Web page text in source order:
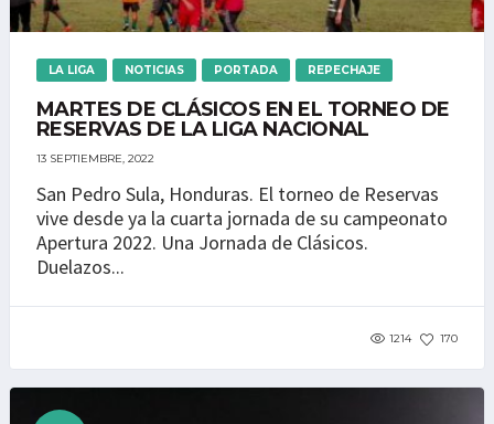
LA LIGA NOTICIAS PORTADA REPECHAJE
MARTES DE CLÁSICOS EN EL TORNEO DE
RESERVAS DE LA LIGA NACIONAL
13 SEPTIEMBRE, 2022
San Pedro Sula, Honduras. El torneo de Reservas
vive desde ya la cuarta jornada de su campeonato
Apertura 2022. Una Jornada de Clásicos.
Duelazos...
1214 170